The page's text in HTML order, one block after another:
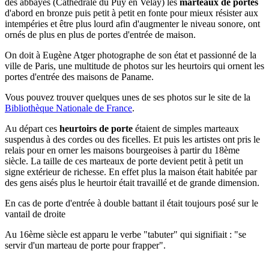
des abbayes (Cathédrale du Puy en Velay) les marteaux de portes
d'abord en bronze puis petit à petit en fonte pour mieux résister aux
intempéries et être plus lourd afin d'augmenter le niveau sonore, ont
ornés de plus en plus de portes d'entrée de maison.
On doit à Eugène Atger photographe de son état et passionné de la
ville de Paris, une multitude de photos sur les heurtoirs qui ornent les
portes d'entrée des maisons de Paname.
Vous pouvez trouver quelques unes de ses photos sur le site de la
Bibliothèque Nationale de France.
Au départ ces heurtoirs de porte étaient de simples marteaux
suspendus à des cordes ou des ficelles. Et puis les artistes ont pris le
relais pour en orner les maisons bourgeoises à partir du 18ème
siècle. La taille de ces marteaux de porte devient petit à petit un
signe extérieur de richesse. En effet plus la maison était habitée par
des gens aisés plus le heurtoir était travaillé et de grande dimension.
En cas de porte d'entrée à double battant il était toujours posé sur le
vantail de droite
Au 16ème siècle est apparu le verbe "tabuter" qui signifiait : "se
servir d'un marteau de porte pour frapper".